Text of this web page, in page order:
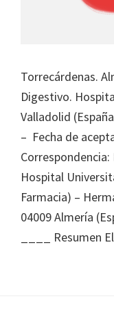
Pharmacy
Torrecárdenas.
Digestivo.
Valladolid
– Fecha de
Hospital
Farmacia) –
04009 Almería
____ Resumen